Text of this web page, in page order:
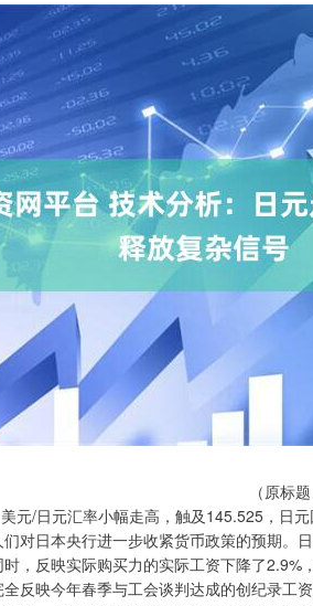
（原标
/日元汇率小幅走高，触及145.525，日
对日本央行进一步收紧货币政策的预期。
，反映实际购买力的实际工资下降了
反映今年春季与工会谈判达成的创纪录工